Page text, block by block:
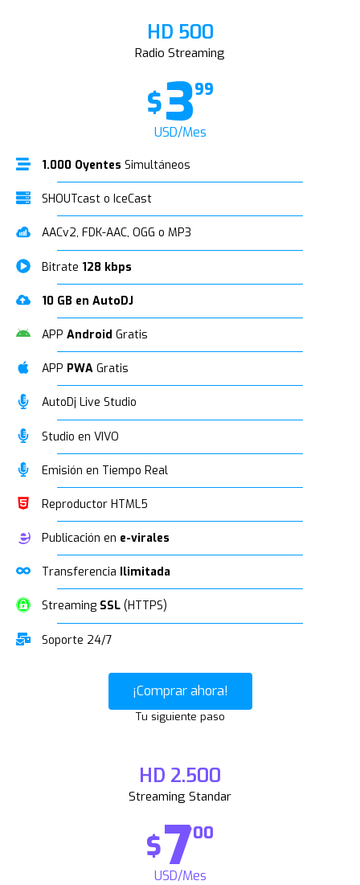
HD 500
Radio Streaming
$399
USD/Mes
1.000 Oyentes Simultáneos
SHOUTcast o IceCast
AACv2, FDK-AAC, OGG o MP3
Bitrate 128 kbps
10 GB en AutoDJ
APPAndroidGratis
APP PWAGratis
AutoDj Live Studio
Studio en VIVO
Emisión en Tiempo Real
Reproductor HTML5
Publicación en e-virales
Transferencia Ilimitada
Streaming SSL(HTTPS)
Soporte 24/7
¡Comprar ahora!
Tu siguiente paso
HD 2.500
Streaming Standar
$700
USD/Mes